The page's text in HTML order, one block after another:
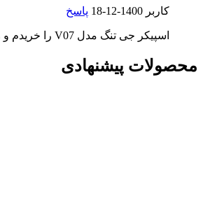
کاربر 1400-12-18 پاسخ
اسپیکر جی تنگ مدل V07 را خریدم و راضی بودم.
محصولات پیشنهادی